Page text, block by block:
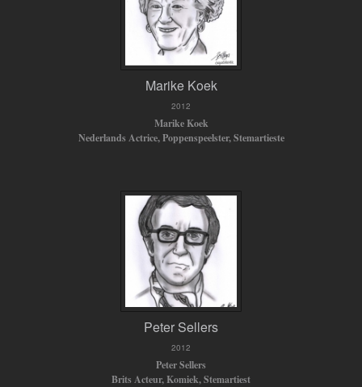
Marike Koek
2012
Marike Koek
Nederlands Actrice, Poppenspeelster, Stemartieste
Peter Sellers
2012
Peter Sellers
Brits Acteur, Komiek, Stemartiest